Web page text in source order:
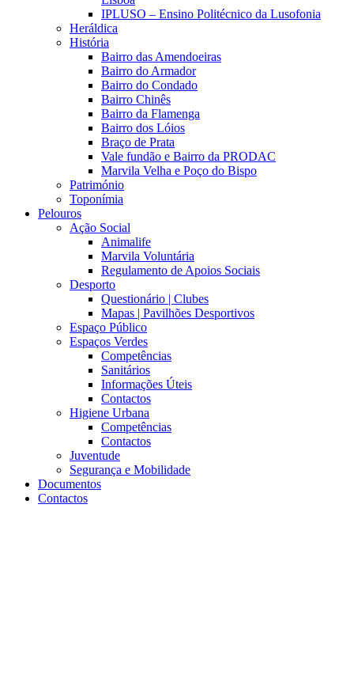
IPLUSO – Ensino Politécnico da Lusofonia
Heráldica
História
Bairro das Amendoeiras
Bairro do Armador
Bairro do Condado
Bairro Chinês
Bairro da Flamenga
Bairro dos Lóios
Braço de Prata
Vale fundão e Bairro da PRODAC
Marvila Velha e Poço do Bispo
Património
Toponímia
Pelouros
Ação Social
Animalife
Marvila Voluntária
Regulamento de Apoios Sociais
Desporto
Questionário | Clubes
Mapas | Pavilhões Desportivos
Espaço Público
Espaços Verdes
Competências
Sanitários
Informações Úteis
Contactos
Higiene Urbana
Competências
Contactos
Juventude
Segurança e Mobilidade
Documentos
Contactos